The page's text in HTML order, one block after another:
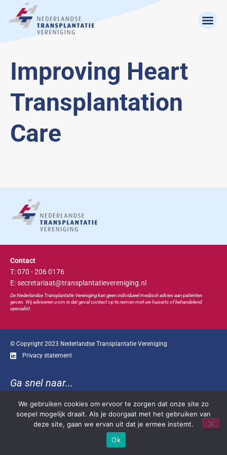
Improving Heart
Transplantation
Care
Contact
T: 070 - 206 0176
E: secretariaat@transplantatievereniging.nl
De Nederlandse Transplantatie Vereniging kan geen individueel medisch advies aan patiënten
geven. Wij adviseren u om in dat geval contact op te nemen met uw huisarts of behandelend
specialist.
© Copyright 2023 Nederlandse Transplantatie Vereniging
Privacy statement
Ga snel naar...
Bootcongres Educatie Bestuur Contact
We gebruiken cookies om ervoor te zorgen dat onze site zo
soepel mogelijk draait. Als je doorgaat met het gebruiken van
deze site, gaan we ervan uit dat je ermee instemt.
Ok